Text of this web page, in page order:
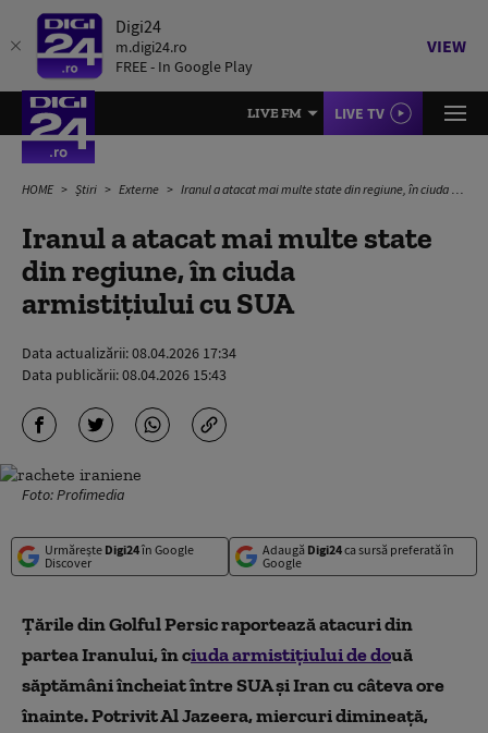
Digi24
m.digi24.ro
FREE - In Google Play
VIEW
LIVE FM LIVE TV
HOME Știri Externe Iranul a atacat mai multe state din regiune, în ciuda armistițiului cu SUA
Iranul a atacat mai multe state
din regiune, în ciuda
armistițiului cu SUA
Data actualizării:08.04.2026 17:34
Data publicării:08.04.2026 15:43
Foto: Profimedia
Urmărește Digi24în Google
Discover
Adaugă Digi24ca sursă preferată în
Google
Țările din Golful Persic raportează atacuri din
partea Iranului, în ciuda armistițiului de două
săptămâni încheiat între SUA și Iran cu câteva ore
înainte. Potrivit Al Jazeera, miercuri dimineață,